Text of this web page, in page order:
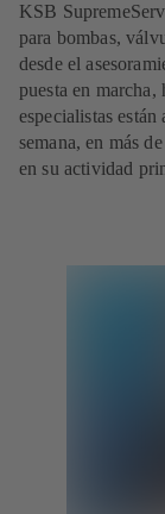
KSB
para bombas,
desde el
puesta en
especialistas
semana, en más
en su actividad